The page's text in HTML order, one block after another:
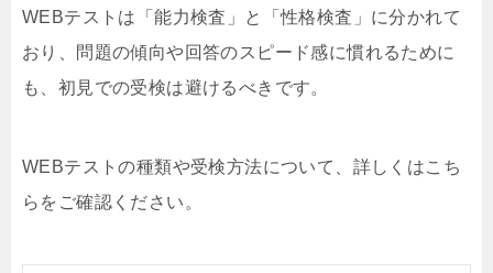
WEBテストは「能力検査」と「性格検査」に分かれて
おり、問題の傾向や回答のスピード感に慣れるために
も、初見での受検は避けるべきです。
WEBテストの種類や受検方法について、詳しくはこち
らをご確認ください。